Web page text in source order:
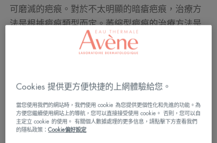
可磨滅的疤痕。對於不太明顯的暗瘡疤痕，治療方
法是根據疤痕類型而定。萎縮型疤痕的治療方法是
外科手術，並經常以換膚技術輔助。對於最頑固的
疤痕，或所謂的肥厚性疤痕，採用的方法有冷凍療
Cookies 提供更方便快捷的上網體驗給您。
當您使用我們的網站時，我們使用 cookie 為您提供更個性化和先進的功能。為
方便您繼續使用網站上的導航，您可以直接接受使用 cookie。 否則，您可以自
主定立 cookie 的使用。 有關個人數據處理的更多信息，請點擊下方查看我們
的隱私政策：Cookie偏好設定